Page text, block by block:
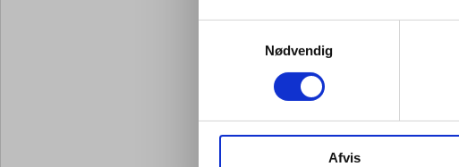
Nødvendig
Afvis